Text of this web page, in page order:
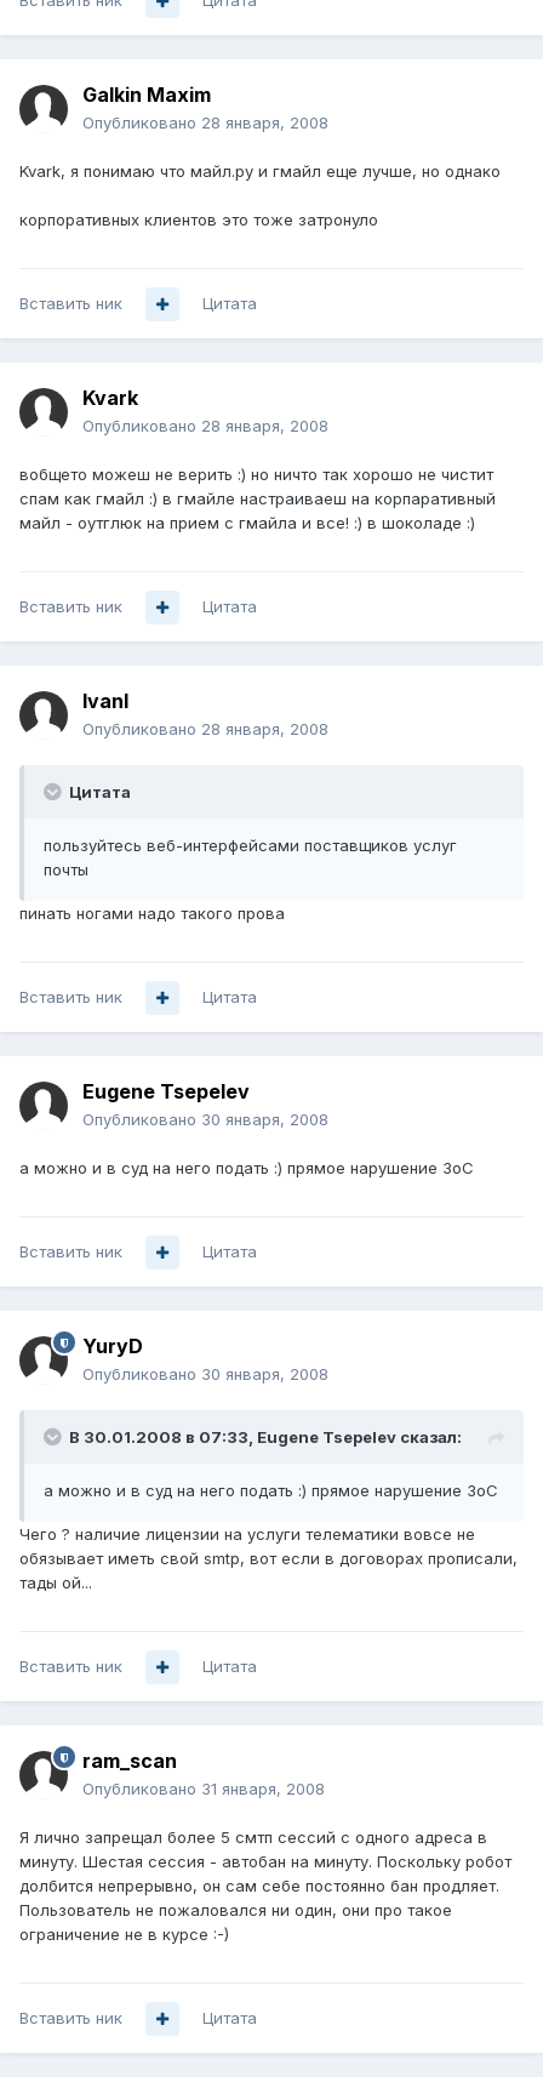
Galkin Maxim
Опубликовано 28 января, 2008
Kvark, я понимаю что майл.ру и гмайл еще лучше, но однако
корпоративных клиентов это тоже затронуло
Вставить ник Цитата
Kvark
Опубликовано 28 января, 2008
вобщето можеш не верить :) но ничто так хорошо не чистит
спам как гмайл :) в гмайле настраиваеш на корпаративный
майл - оутглюк на прием с гмайла и все! :) в шоколаде :)
Вставить ник Цитата
IvanI
Опубликовано 28 января, 2008
Цитата
пользуйтесь веб-интерфейсами поставщиков услуг
почты
пинать ногами надо такого прова
Вставить ник Цитата
Eugene Tsepelev
Опубликовано 30 января, 2008
а можно и в суд на него подать :) прямое нарушение ЗоС
Вставить ник Цитата
YuryD
Опубликовано 30 января, 2008
В 30.01.2008 в 07:33, Eugene Tsepelev сказал:
а можно и в суд на него подать :) прямое нарушение ЗоС
Чего ? наличие лицензии на услуги телематики вовсе не
обязывает иметь свой smtp, вот если в договорах прописали,
тады ой...
Вставить ник Цитата
ram_scan
Опубликовано 31 января, 2008
Я лично запрещал более 5 смтп сессий с одного адреса в
минуту. Шестая сессия - автобан на минуту. Поскольку робот
долбится непрерывно, он сам себе постоянно бан продляет.
Пользователь не пожаловался ни один, они про такое
ограничение не в курсе :-)
Вставить ник Цитата